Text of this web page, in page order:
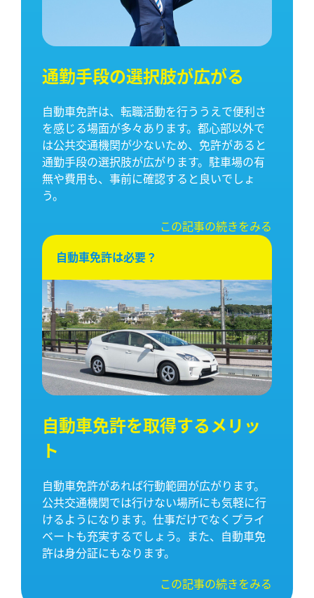
通勤手段の選択肢が広がる
自動車免許は、転職活動を行ううえで便利さ
を感じる場面が多々あります。都心部以外で
は公共交通機関が少ないため、免許があると
通勤手段の選択肢が広がります。駐車場の有
無や費用も、事前に確認すると良いでしょ
う。
この記事の続きをみる
自動車免許は必要？
自動車免許を取得するメリッ
ト
自動車免許があれば行動範囲が広がります。
公共交通機関では行けない場所にも気軽に行
けるようになります。仕事だけでなくプライ
ベートも充実するでしょう。また、自動車免
許は身分証にもなります。
この記事の続きをみる